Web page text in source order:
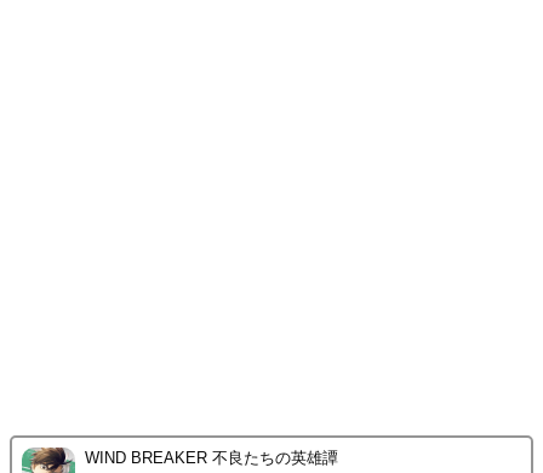
WIND BREAKER 不良たちの英雄譚